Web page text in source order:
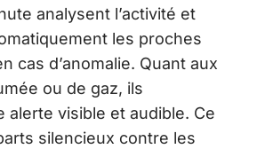
analysent l’activité et
les proches
cas d’anomalie. Quant aux
ou de gaz, ils
alerte visible et audible. Ce
silencieux contre les